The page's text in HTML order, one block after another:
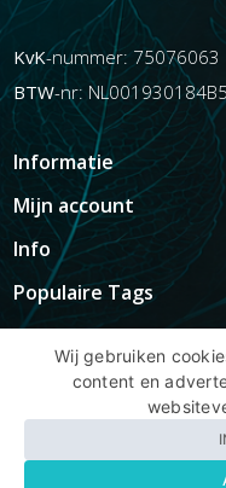
KvK-nummer: 75076063
BTW-nr:
Informatie
Mijn account
Info
Populaire Tags
Copyright BBNhair.nl
Wij gebruiken
content en